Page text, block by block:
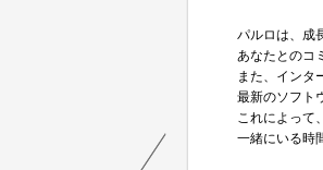
パルロは、成
あなたとのコ
また、インタ
最新のソフト
これによって
一緒にいる時